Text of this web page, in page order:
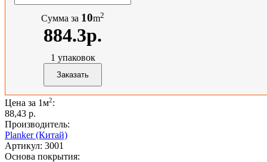
Сумма за 10m2
884.3р.
1 упаковок
Цена за 1м2:
88,43 p.
Производитель:
Planker (Китай)
Артикул: 3001
Основа покрытия: